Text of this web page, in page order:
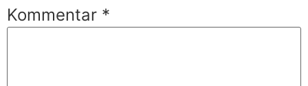
Kommentar *